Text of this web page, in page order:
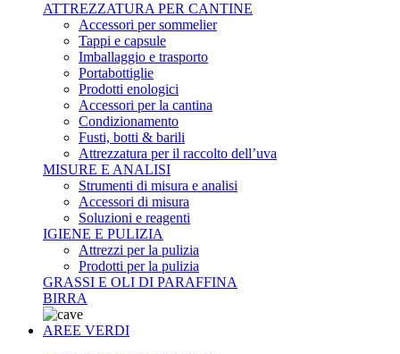
ATTREZZATURA PER CANTINE
Accessori per sommelier
Tappi e capsule
Imballaggio e trasporto
Portabottiglie
Prodotti enologici
Accessori per la cantina
Condizionamento
Fusti, botti & barili
Attrezzatura per il raccolto dell’uva
MISURE E ANALISI
Strumenti di misura e analisi
Accessori di misura
Soluzioni e reagenti
IGIENE E PULIZIA
Attrezzi per la pulizia
Prodotti per la pulizia
GRASSI E OLI DI PARAFFINA
BIRRA
AREE VERDI